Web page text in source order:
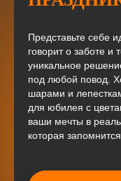
Представьте себе
говорит о заботе
уникальное
под любой повод.
шарами и
для юбилея с
ваши мечты в
которая запомнится